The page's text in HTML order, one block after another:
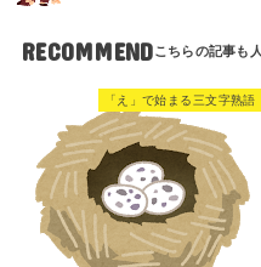
RECOMMEND
「え」で始まる三文字熟語